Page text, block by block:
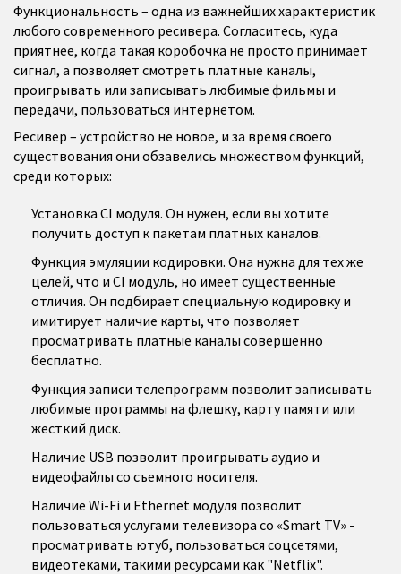
Функциональность – одна из важнейших характеристик
любого современного ресивера. Согласитесь, куда
приятнее, когда такая коробочка не просто принимает
сигнал, а позволяет смотреть платные каналы,
проигрывать или записывать любимые фильмы и
передачи, пользоваться интернетом.
Ресивер – устройство не новое, и за время своего
существования они обзавелись множеством функций,
среди которых:
Установка CI модуля. Он нужен, если вы хотите
получить доступ к пакетам платных каналов.
Функция эмуляции кодировки. Она нужна для тех же
целей, что и CI модуль, но имеет существенные
отличия. Он подбирает специальную кодировку и
имитирует наличие карты, что позволяет
просматривать платные каналы совершенно
бесплатно.
Функция записи телепрограмм позволит записывать
любимые программы на флешку, карту памяти или
жесткий диск.
Наличие USB позволит проигрывать аудио и
видеофайлы со съемного носителя.
Наличие Wi-Fi и Ethernet модуля позволит
пользоваться услугами телевизора со «Smart TV» -
просматривать ютуб, пользоваться соцсетями,
видеотеками, такими ресурсами как "Netflix".